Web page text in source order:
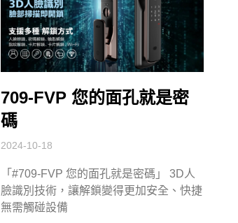
709-FVP 您的面孔就是密
碼
2024-10-18
「#709-FVP 您的面孔就是密碼」 3D人
臉識別技術，讓解鎖變得更加安全、快捷
無需觸碰設備